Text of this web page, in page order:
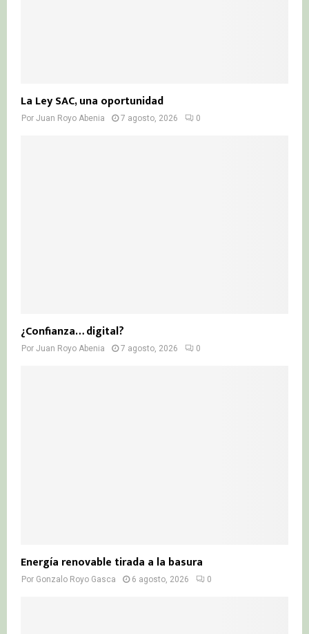
La Ley SAC, una oportunidad
Por Juan Royo Abenia 7 agosto, 2026 0
¿Confianza… digital?
Por Juan Royo Abenia 7 agosto, 2026 0
Energía renovable tirada a la basura
Por Gonzalo Royo Gasca 6 agosto, 2026 0